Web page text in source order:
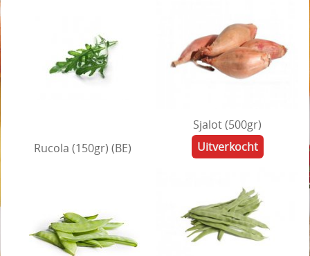
Rucola (150gr) (BE)
Sjalot (500gr)
Uitverkocht